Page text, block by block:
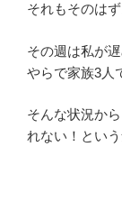
それもそのはず
その週は私が
やらで家族3人
そんな状況か
れない！とい